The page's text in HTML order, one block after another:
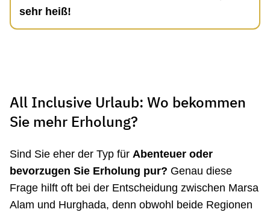
sehr heiß!
All Inclusive Urlaub: Wo bekommen
Sie mehr Erholung?
Sind Sie eher der Typ für Abenteuer oder
bevorzugen Sie Erholung pur? Genau diese
Frage hilft oft bei der Entscheidung zwischen Marsa
Alam und Hurghada, denn obwohl beide Regionen